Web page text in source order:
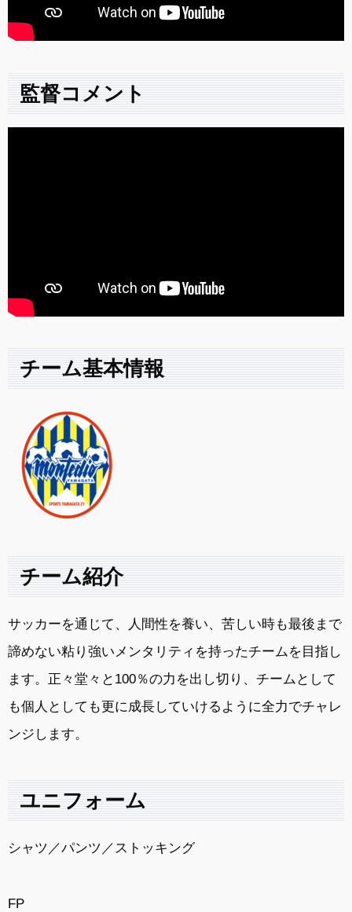
監督コメント
チーム基本情報
チーム紹介
サッカーを通じて、人間性を養い、苦しい時も最後まで
諦めない粘り強いメンタリティを持ったチームを目指し
ます。正々堂々と100％の力を出し切り、チームとして
も個人としても更に成長していけるように全力でチャレ
ンジします。
ユニフォーム
シャツ／パンツ／ストッキング
FP